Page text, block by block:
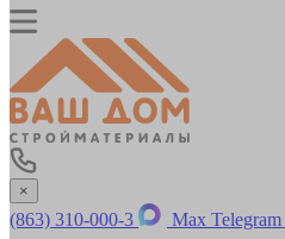
×
(863) 310-000-3 Max Telegram